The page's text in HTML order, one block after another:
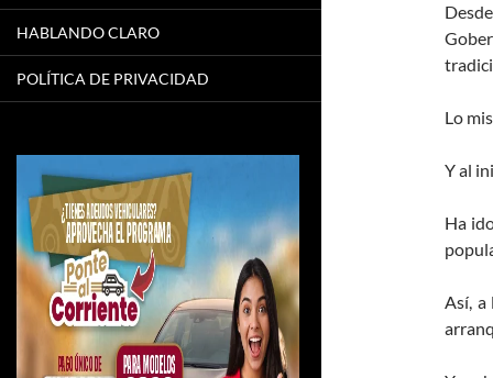
Lo
Y al
Ha
Así, a
HABLANDO CLARO
POLÍTICA DE PRIVACIDAD